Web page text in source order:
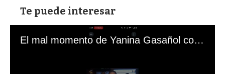
Te puede interesar
El mal momento de Yanina Gasañol con un hincha argentino en "Subrayado"